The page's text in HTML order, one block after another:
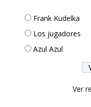
Frank Kudelka
Los jugadores
Azul Azul
Ver